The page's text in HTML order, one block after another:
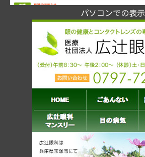
パソコンでの表示